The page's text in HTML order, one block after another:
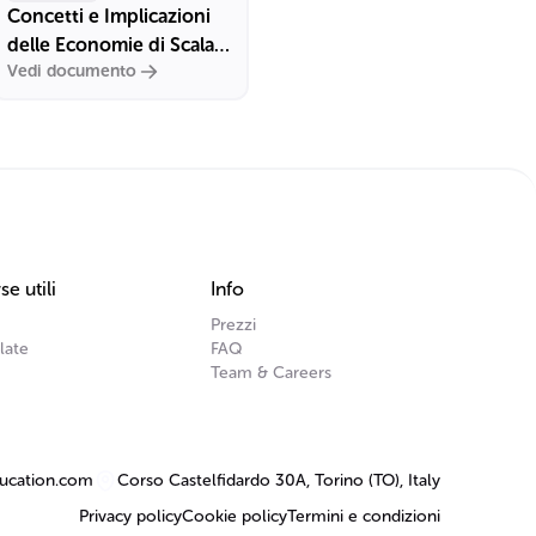
Concetti e Implicazioni
delle Economie di Scala e
di Scopo
Vedi documento
utili Info
Prezzi
FAQ
Team & Careers
Corso Castelfidardo 30A, Torino (TO), Italy
Privacy policyCookie policyTermini e condizioni